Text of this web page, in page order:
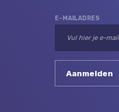
E-MAILADRES